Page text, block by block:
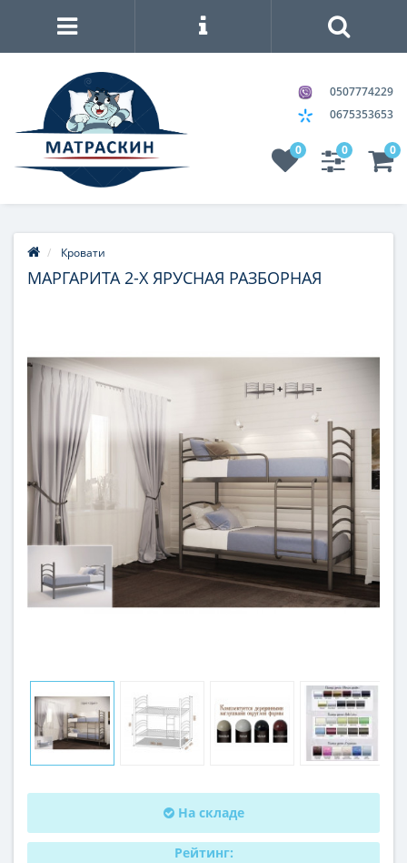
0507774229
0675353653
0 0 0
Кровати
МАРГАРИТА 2-Х ЯРУСНАЯ РАЗБОРНАЯ
На складе
Рейтинг: